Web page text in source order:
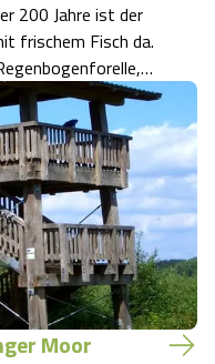
200 Jahre ist der
frischem Fisch da.
Schleie),
Lachsforelle)
Moor